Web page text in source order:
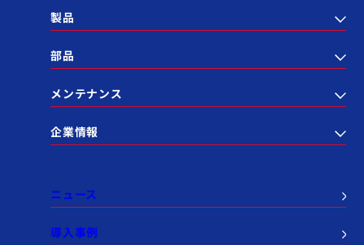
製品
部品
メンテナンス
企業情報
ニュース
導入事例